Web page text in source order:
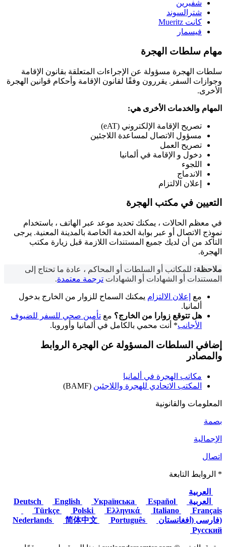
شفيرين
شترالسوند
كانت Mueritz
فيسمار
مهام سلطات الهجرة
سلطات الهجرة مسؤولة عن الإجراءات المتعلقة بقانون الإقامة
وجوازات السفر. يقررون وفقًا لقانون الإقامة وأحكام قوانين الهجرة
الأخرى.
المهام والخدمات الأخرى هي:
تصريح الإقامة الإلكتروني (eAT)
مسؤول الاتصال لمساعدة اللاجئين
تصريح العمل
دخول و الإقامة في ألمانيا
اللجوء
الاندماج
إعلان الالتزام
التعيين في مكتب الهجرة
في معظم الحالات ، يمكنك تحديد موعد عبر الهاتف ، باستخدام
نموذج الاتصال أو عبر بوابة الخدمة الخاصة بالمدينة المعنية. يرجى
التأكد من أن لديك جميع المستندات اللازمة قبل زيارة مكتب
الهجرة.
ملاحظة: للمكاتب أو السلطات أو المحاكم ، عادة ما تحتاج إلى
المستندات أو الشهادات أو الشهادات ترجمة معتمدة.
مع إعلان الالتزام يمكنك السماح للزوار من الخارج بدخول
ألمانيا.
هل تتوقع زوارا من الخارج؟ مع تأمين صحي للسفر للضيوف
الأجانب* أنت محمي بالكامل في ألمانيا وأوروبا.
إضافي السلطات المسؤولة عن الهجرة الروابط
والمصادر
مكاتب الهجرة في ألمانيا
المكتب الاتحادي للهجرة واللاجئين (BAMF)
المعلومات والقانونية
بصمة
الإجمالية
اتصال
* الروابط التابعة
العربية
العربية
English Українська
Español
Türkçe
Polski Ελληνικά Italiano
Français
(فارسی (افغانستان
简体中文
Português
Русский